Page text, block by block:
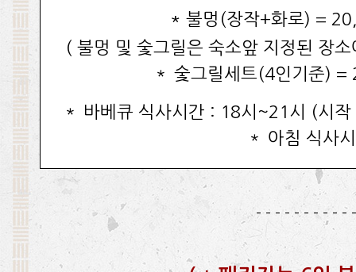
* 불멍(장작+화로) =
( 불멍 및 숯그릴은 숙소앞 지정된 장
＊ 숯그릴세트(4인기준)
＊ 바베큐 식사시간 : 18시~21시 (시
＊ 아침 식사
- - - - - - - - - -